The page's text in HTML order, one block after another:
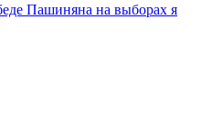
Пашиняна на выборах я